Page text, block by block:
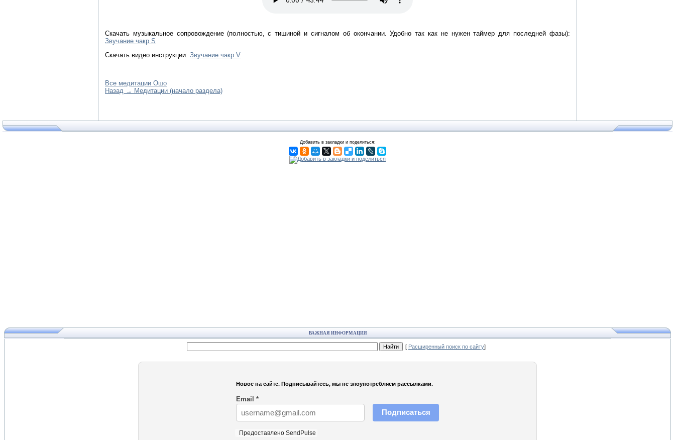
Скачать музыкальное сопровождение (полностью, с тишиной и сигналом об окончании. Удобно так как не нужен таймер для последней фазы):
Звучание чакр S
Скачать видео инструкции: Звучание чакр V
Все медитации Ошо
Назад → Медитации (начало раздела)
Добавить в закладки и поделиться:
ВАЖНАЯ ИНФОРМАЦИЯ
[ Расширенный поиск по сайту]
Новое на сайте. Подписывайтесь, мы не злоупотребляем рассылками.
Email *
Подписаться
Предоставлено SendPulse